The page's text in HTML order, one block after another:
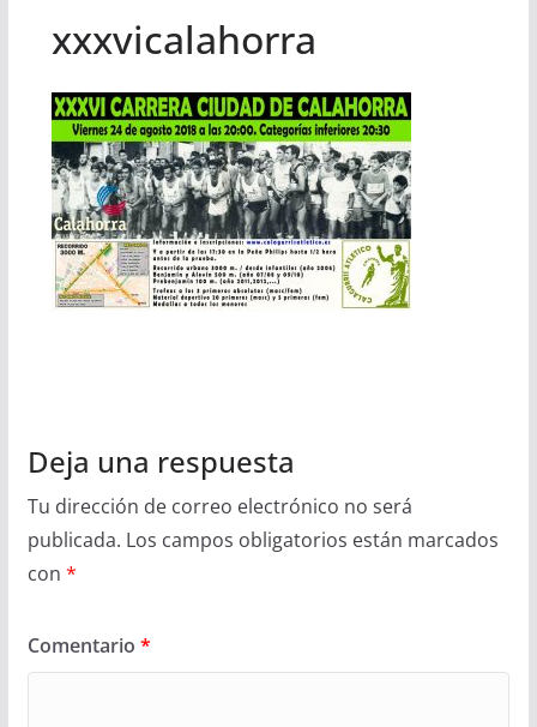
xxxvicalahorra
Deja una respuesta
Tu dirección de correo electrónico no será
publicada. Los campos obligatorios están marcados
con *
Comentario *